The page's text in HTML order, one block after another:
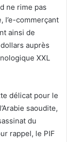
ne rime pas
l’e-commerçant
ainsi de
auprès
XXL
délicat pour le
saoudite,
du
rappel, le PIF